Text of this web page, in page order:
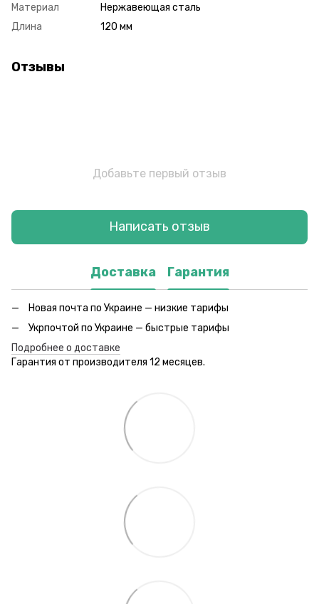
Материал
Нержавеющая сталь
Длина
120 мм
Отзывы
Добавьте первый отзыв
Написать отзыв
Доставка Гарантия
Новая почта по Украине — низкие тарифы
Укрпочтой по Украине — быстрые тарифы
Подробнее о доставке
Гарантия от производителя 12 месяцев.